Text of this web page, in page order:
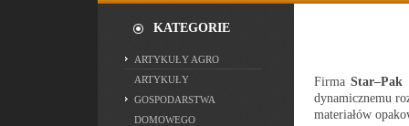
KATEGORIE
ARTYKUŁY AGRO
ARTYKUŁY
GOSPODARSTWA
DOMOWEGO
FirmaStar–Pak
dynamicznemu
materiałów